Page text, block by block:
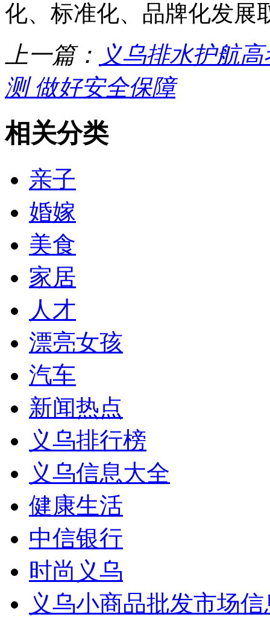
化、标准化、品牌化发展
上一篇： 义乌排水护航
测 做好安全保障
相关分类
亲子
婚嫁
美食
家居
人才
漂亮女孩
汽车
新闻热点
义乌排行榜
义乌信息大全
健康生活
中信银行
时尚义乌
义乌小商品批发市场